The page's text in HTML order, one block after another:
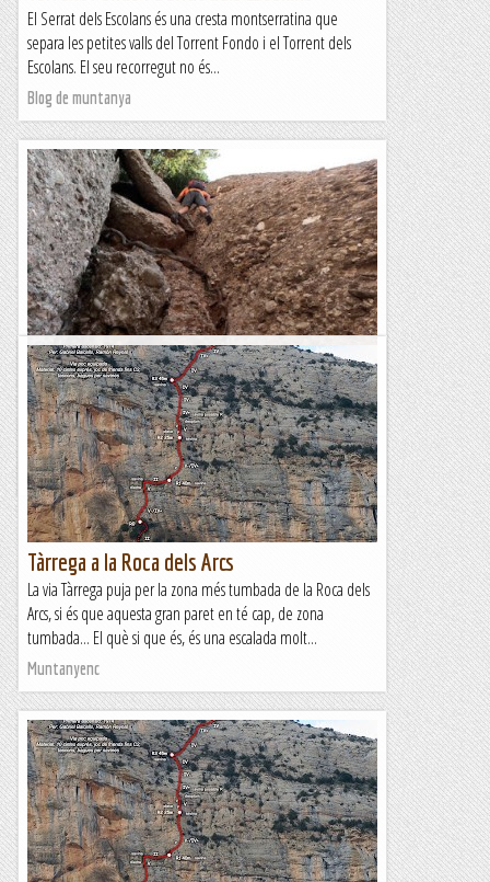
El Serrat dels Escolans és una cresta montserratina que
separa les petites valls del Torrent Fondo i el Torrent dels
Escolans. El seu recorregut no és...
Blog de muntanya
Travessia dels Frares Encantats
La Travessia dels Frares Encantats és un camí equipat amb
cordes fixes i ferralla diversa que recorre la part alta de la
regió dels Frares Encantats, a...
Blog de muntanya
Tàrrega a la Roca dels Arcs
La via Tàrrega puja per la zona més tumbada de la Roca dels
Arcs, si és que aquesta gran paret en té cap, de zona
tumbada... El què si que és, és una escalada molt...
Muntanyenc